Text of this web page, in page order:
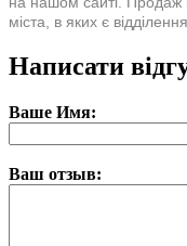
міста, в яких є
Написати
Ваше Имя:
Ваш отзыв: